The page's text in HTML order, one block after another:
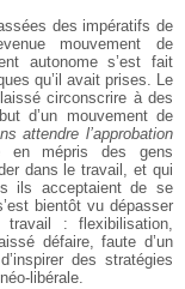
des impératifs de
mouvement de
autonome s’est fait
qu’il avait prises. Le
circonscrire à des
d’un mouvement de
attendre l’approbation
en mépris des gens
dans le travail, et qui
ils acceptaient de se
bientôt vu dépasser
: flexibilisation,
défaire, faute d’un
des stratégies
libérale.